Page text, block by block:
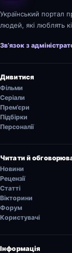
Український портал
людей, які люблять
Зв’язок з
Дивитися
Фільми
Серіали
Прем’єри
Підбірки
Персоналії
Читати й
Новини
Рецензії
Статті
Вікторини
Форум
Користувачі
Інформація